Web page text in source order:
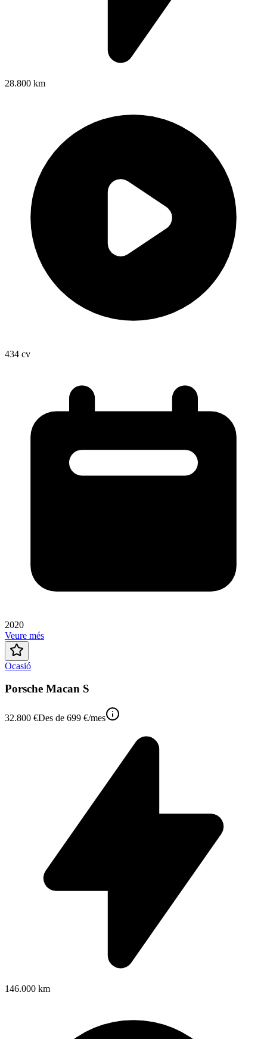
28.800 km
434 cv
2020
Veure més
Ocasió
Porsche Macan S
32.800 €Des de 699 €/mes
146.000 km